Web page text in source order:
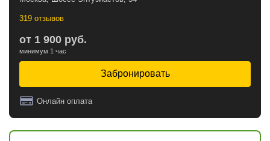
319 отзывов
от 1 900 руб.
минимум 1 час
Забронировать
Онлайн оплата